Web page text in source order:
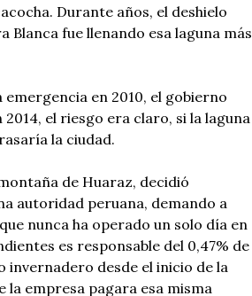
Durante años, el deshielo
Blanca fue llenando esa laguna más
en 2010, el gobierno
el riesgo era claro, si la laguna
la ciudad.
de Huaraz, decidió
autoridad peruana, demando a
nunca ha operado un solo día en
es responsable del 0,47% de
invernadero desde el inicio de la
empresa pagara esa misma